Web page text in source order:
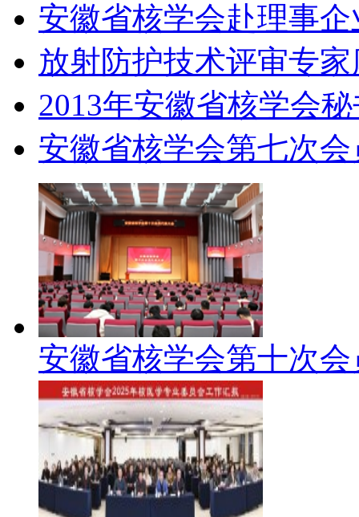
安徽省核学会赴理事
放射防护技术评审专
2013年安徽省核学会
安徽省核学会第七次
安徽省核学会第十次会